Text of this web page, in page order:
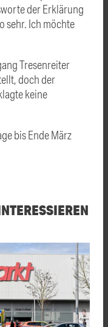
der Erklärung
sehr. Ich möchte
Tresenreiter
doch der
keine
bis Ende März